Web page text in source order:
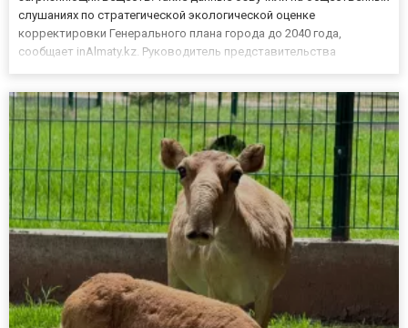
слушаниях по стратегической экологической оценке
корректировки Генерального плана города до 2040 года,
сообщает inAlmaty.kz. Руководитель представительства
состоянию на март 2025 года в г...